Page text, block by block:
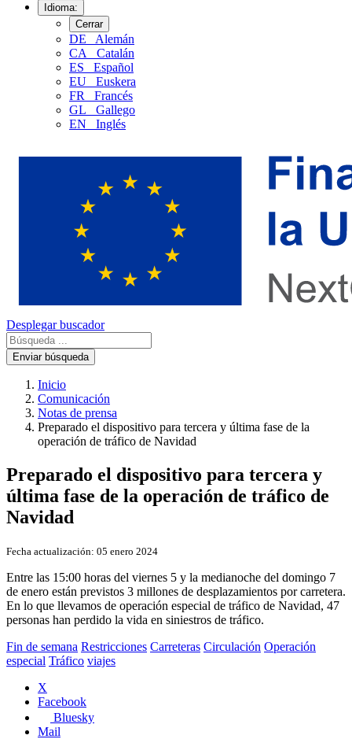
Idioma:
Cerrar
DE
Alemán
CA
Catalán
ES
Español
EU
Euskera
FR
Francés
GL
Gallego
EN
Inglés
Desplegar buscador
Enviar búsqueda
Inicio
Comunicación
Notas de prensa
Preparado el dispositivo para tercera y última fase de la
operación de tráfico de Navidad
Preparado el dispositivo para tercera y
última fase de la operación de tráfico de
Navidad
Fecha actualización: 05 enero 2024
Entre las 15:00 horas del viernes 5 y la medianoche del domingo 7
de enero están previstos 3 millones de desplazamientos por carretera.
En lo que llevamos de operación especial de tráfico de Navidad, 47
personas han perdido la vida en siniestros de tráfico.
Fin de semana Restricciones Carreteras Circulación Operación
especial Tráfico viajes
X
Facebook
Bluesky
Mail